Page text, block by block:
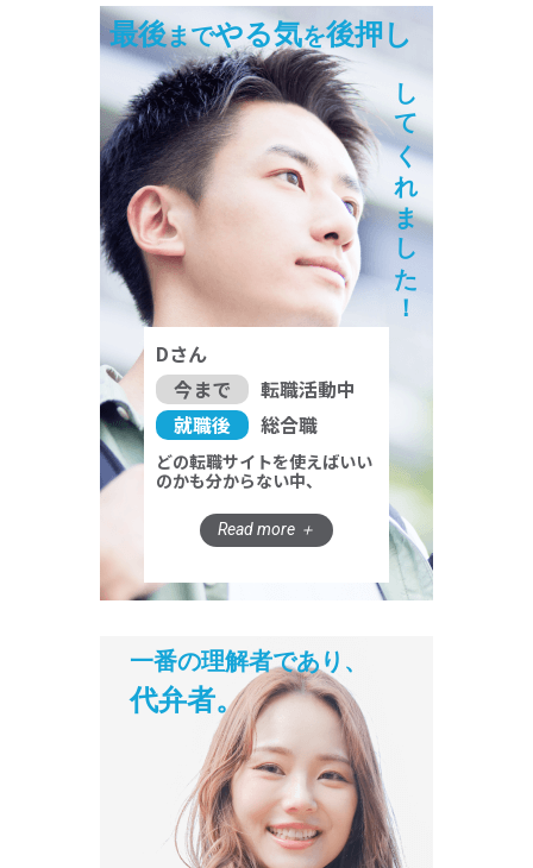
最後までやる気を後押し
してくれました！
Dさん
今まで
転職活動中
就職後
総合職
どの転職サイトを使えばいい
のかも分からない中、
一番の理解者であり、
代弁者。